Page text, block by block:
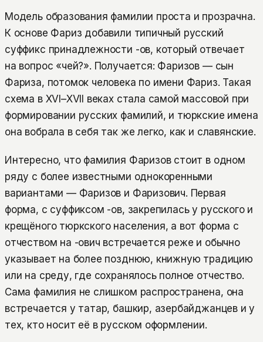
Модель образования фамилии проста и прозрачна.
К основе Фариз добавили типичный русский
суффикс принадлежности -ов, который отвечает
на вопрос «чей?». Получается: Фаризов — сын
Фариза, потомок человека по имени Фариз. Такая
схема в XVI–XVII веках стала самой массовой при
формировании русских фамилий, и тюркские имена
она вобрала в себя так же легко, как и славянские.
Интересно, что фамилия Фаризов стоит в одном
ряду с более известными однокоренными
вариантами — Фаризов и Фаризович. Первая
форма, с суффиксом -ов, закрепилась у русского и
крещёного тюркского населения, а вот форма с
отчеством на -ович встречается реже и обычно
указывает на более позднюю, книжную традицию
или на среду, где сохранялось полное отчество.
Сама фамилия не слишком распространена, она
встречается у татар, башкир, азербайджанцев и у
тех, кто носит её в русском оформлении.